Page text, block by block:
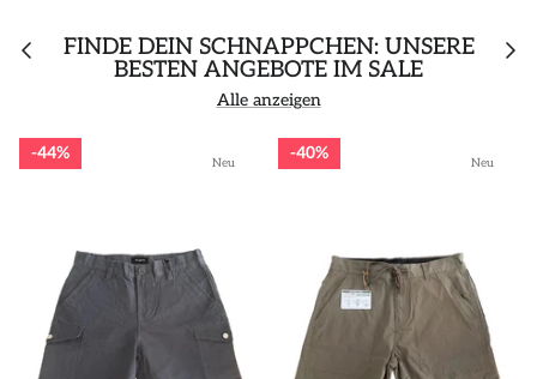
FINDE DEIN SCHNÄPPCHEN: UNSERE
BESTEN ANGEBOTE IM SALE
Alle anzeigen
Neu
44% Neu
40%